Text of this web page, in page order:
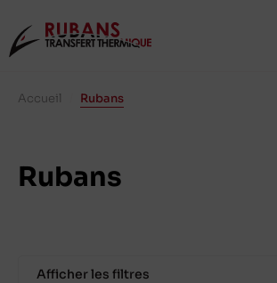
Rubans
Accueil Rubans
Afficher les filtres